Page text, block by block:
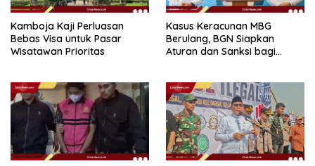
Kamboja Kaji Perluasan
Bebas Visa untuk Pasar
Wisatawan Prioritas
Kasus Keracunan MBG
Berulang, BGN Siapkan
Aturan dan Sanksi bagi